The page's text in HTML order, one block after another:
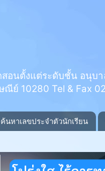
สอนตั้งแต่ระดับชั้น อนุ
ณีย์ 10280 Tel & Fax
ค้นหาเลขประจำตัวนักเรียน